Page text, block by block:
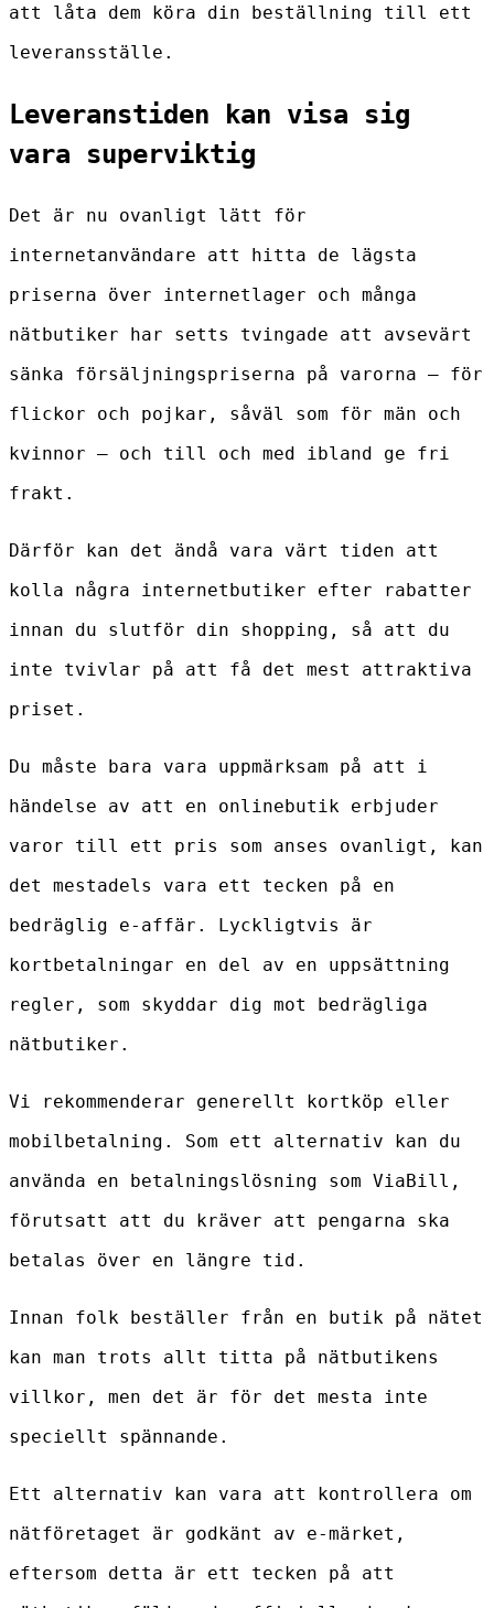
att låta dem köra din beställning till ett
leveransställe.
Leveranstiden kan visa sig
vara superviktig
Det är nu ovanligt lätt för
internetanvändare att hitta de lägsta
priserna över internetlager och många
nätbutiker har setts tvingade att avsevärt
sänka försäljningspriserna på varorna – för
flickor och pojkar, såväl som för män och
kvinnor – och till och med ibland ge fri
frakt.
Därför kan det ändå vara värt tiden att
kolla några internetbutiker efter rabatter
innan du slutför din shopping, så att du
inte tvivlar på att få det mest attraktiva
priset.
Du måste bara vara uppmärksam på att i
händelse av att en onlinebutik erbjuder
varor till ett pris som anses ovanligt, kan
det mestadels vara ett tecken på en
bedräglig e-affär. Lyckligtvis är
kortbetalningar en del av en uppsättning
regler, som skyddar dig mot bedrägliga
nätbutiker.
Vi rekommenderar generellt kortköp eller
mobilbetalning. Som ett alternativ kan du
använda en betalningslösning som ViaBill,
förutsatt att du kräver att pengarna ska
betalas över en längre tid.
Innan folk beställer från en butik på nätet
kan man trots allt titta på nätbutikens
villkor, men det är för det mesta inte
speciellt spännande.
Ett alternativ kan vara att kontrollera om
nätföretaget är godkänt av e-märket,
eftersom detta är ett tecken på att